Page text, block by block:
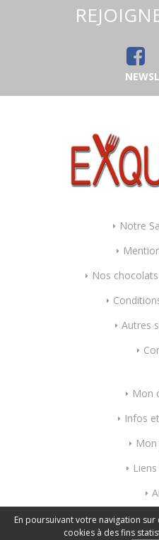
Notre
Nos
Autres
Mon
Infos
Index
En poursuivant votre navigation
cookies à des fins